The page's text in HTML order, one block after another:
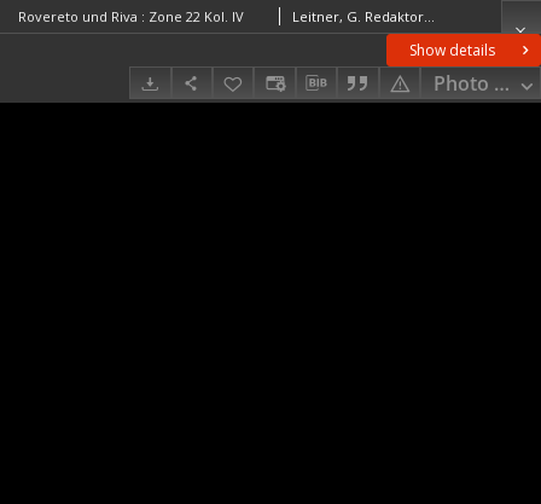
Show details
Photo
Rovereto und Riva : Zone 22 Kol. IV Leitner, G. RedaktorKaiserlich-Königliches Militär-Geographisches Institut (Wiedeń). Instytucja sprawcza Wydawca